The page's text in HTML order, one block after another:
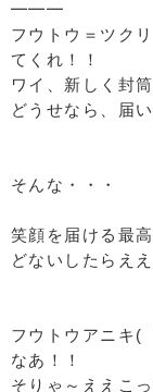
━━━
フウトウ＝ツク
てくれ！！
ワイ、新しく封
どうせなら、届
そんな・・・
笑顔を届ける最
どないしたらえ
フウトウアニキ(
なあ！！
そりゃ～ええこ